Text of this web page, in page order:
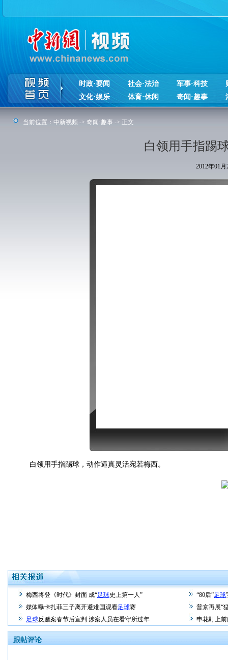
时政·要闻 社会·法治 军事·科技
文化·娱乐
体育·休闲 奇闻·趣事
当前位置： 中新视频 -> 奇闻·趣事 -> 正文
白领用手指踢
2012年01
白领用手指踢球，动作逼真灵活宛若梅西。
梅西将登《时代》封面 成“足球史上第一人” “80后”足球
媒体曝卡扎菲三子离开避难国观看足球赛
普京再展“
足球反赌案春节后宣判 涉案人员在看守所过年 申花盯上
跟帖评论